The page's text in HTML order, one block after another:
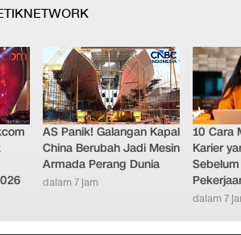
AS Panik! Galangan Kapal
China Berubah Jadi Mesin
Armada Perang Dunia
dalam 7 jam
10 Cara
Karier
dalam 7